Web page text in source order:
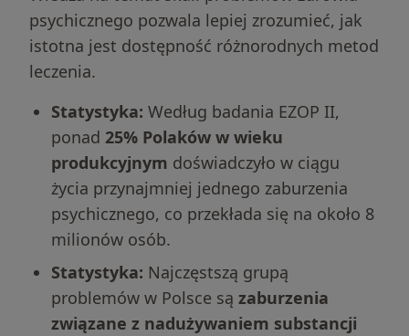
psychicznego pozwala lepiej zrozumieć, jak
istotna jest dostępność różnorodnych metod
leczenia.
Statystyka: Według badania EZOP II,
ponad 25% Polaków w wieku
produkcyjnym doświadczyło w ciągu
życia przynajmniej jednego zaburzenia
psychicznego, co przekłada się na około 8
milionów osób.
Statystyka: Najczęstszą grupą
problemów w Polsce są zaburzenia
związane z nadużywaniem substancji